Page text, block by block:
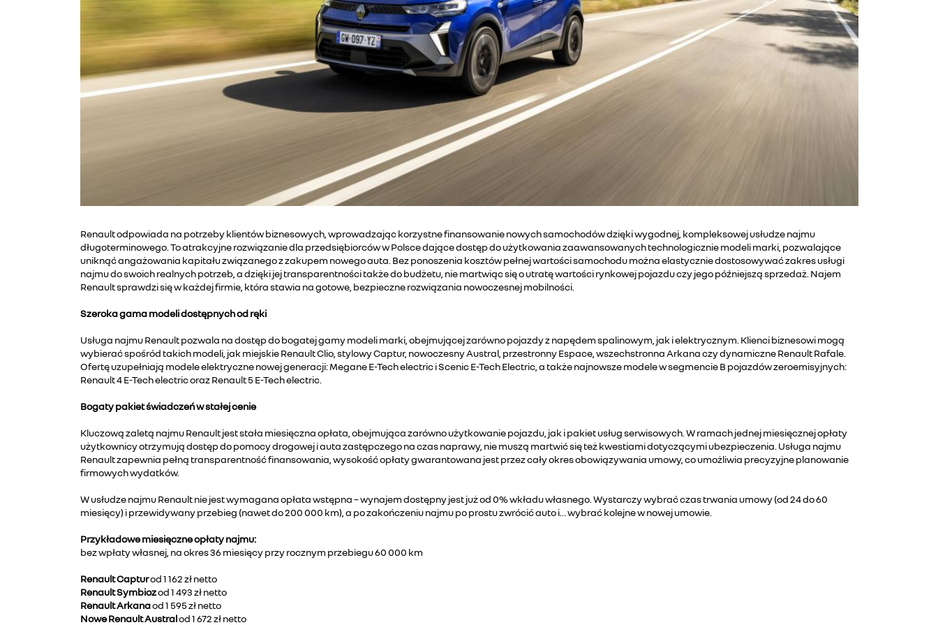
Renault odpowiada na potrzeby klientów biznesowych, wprowadzając korzystne finansowanie nowych samochodów dzięki wygodnej, kompleksowej usłudze najmu
długoterminowego. To atrakcyjne rozwiązanie dla przedsiębiorców w Polsce dające dostęp do użytkowania zaawansowanych technologicznie modeli marki, pozwalające
uniknąć angażowania kapitału związanego z zakupem nowego auta. Bez ponoszenia kosztów pełnej wartości samochodu można elastycznie dostosowywać zakres usługi
najmu do swoich realnych potrzeb, a dzięki jej transparentności także do budżetu, nie martwiąc się o utratę wartości rynkowej pojazdu czy jego późniejszą sprzedaż. Najem
Renault sprawdzi się w każdej firmie, która stawia na gotowe, bezpieczne rozwiązania nowoczesnej mobilności.
Szeroka gama modeli dostępnych od ręki
Usługa najmu Renault pozwala na dostęp do bogatej gamy modeli marki, obejmującej zarówno pojazdy z napędem spalinowym, jak i elektrycznym. Klienci biznesowi mogą
wybierać spośród takich modeli, jak miejskie Renault Clio, stylowy Captur, nowoczesny Austral, przestronny Espace, wszechstronna Arkana czy dynamiczne Renault Rafale.
Ofertę uzupełniają modele elektryczne nowej generacji: Megane E-Tech electric i Scenic E-Tech Electric, a także najnowsze modele w segmencie B pojazdów zeroemisyjnych:
Renault 4 E-Tech electric oraz Renault 5 E-Tech electric.
Bogaty pakiet świadczeń w stałej cenie
Kluczową zaletą najmu Renault jest stała miesięczna opłata, obejmująca zarówno użytkowanie pojazdu, jak i pakiet usług serwisowych. W ramach jednej miesięcznej opłaty
użytkownicy otrzymują dostęp do pomocy drogowej i auta zastępczego na czas naprawy, nie muszą martwić się też kwestiami dotyczącymi ubezpieczenia. Usługa najmu
Renault zapewnia pełną transparentność finansowania, wysokość opłaty gwarantowana jest przez cały okres obowiązywania umowy, co umożliwia precyzyjne planowanie
firmowych wydatków.
W usłudze najmu Renault nie jest wymagana opłata wstępna – wynajem dostępny jest już od 0% wkładu własnego. Wystarczy wybrać czas trwania umowy (od 24 do 60
miesięcy) i przewidywany przebieg (nawet do 200 000 km), a po zakończeniu najmu po prostu zwrócić auto i… wybrać kolejne w nowej umowie.
Przykładowe miesięczne opłaty najmu:
bez wpłaty własnej, na okres 36 miesięcy przy rocznym przebiegu 60 000 km
Renault Capturod 1 162 zł netto
Renault Symbiozod 1 493 zł netto
Renault Arkanaod 1 595 zł netto
Nowe Renault Australod 1 672 zł netto